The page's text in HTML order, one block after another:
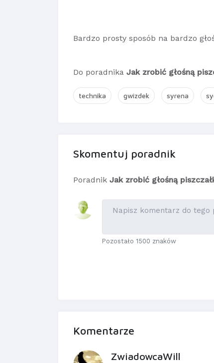
Bardzo prosty sposób na bardzo
Do poradnika Jak zrobić głośną
technika gwizdek syrena
Skomentuj poradnik
Poradnik Jak zrobić głośną
Pozostało 1500 znaków
Komentarze
ZwiadowcaWill